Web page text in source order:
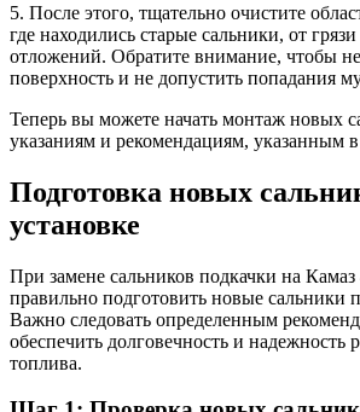
5. После этого, тщательно очистите
где находились старые сальники, от
отложений. Обратите внимание, чтобы
поверхность и не допустить попадания
Теперь вы можете начать монтаж новых
указаниям и рекомендациям, указанным
Подготовка новых
установке
При замене сальников подкачки на
правильно подготовить новые сальники
Важно следовать определенным
обеспечить долговечность и надежность
топлива.